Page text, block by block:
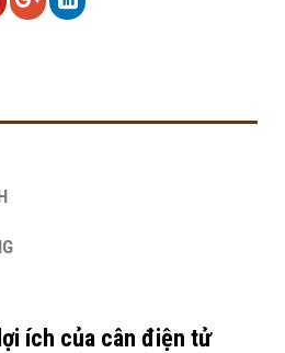
ích của cân điện tử